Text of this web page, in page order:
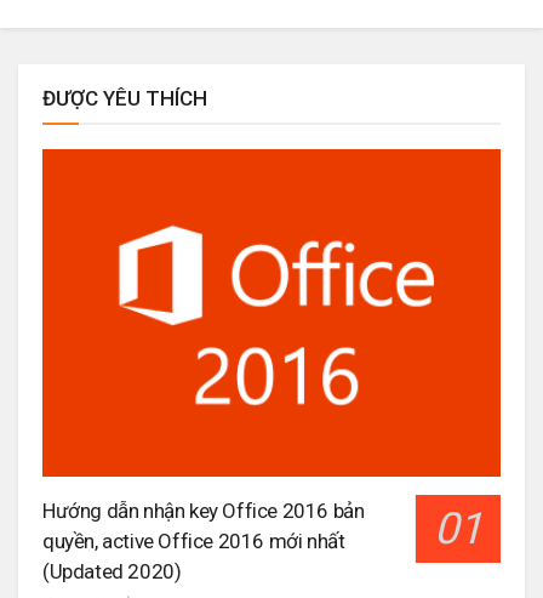
ĐƯỢC YÊU THÍCH
Hướng dẫn nhận key Office 2016 bản
quyền, active Office 2016 mới nhất
(Updated 2020)